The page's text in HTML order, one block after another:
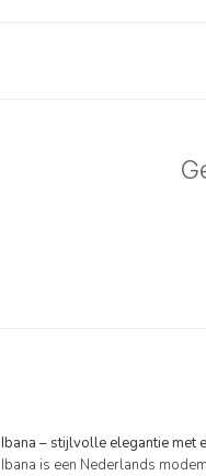
Ibana – stijlvolle elegantie met
Ibana is een Nederlands